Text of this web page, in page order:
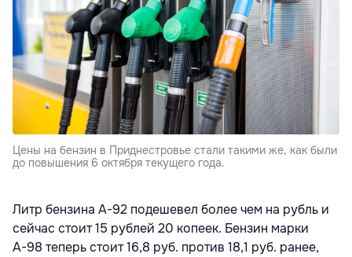
Цены на бензин в Приднестровье стали такими же, как были
до повышения 6 октября текущего года.
Литр бензина А-92 подешевел более чем на рубль и
сейчас стоит 15 рублей 20 копеек. Бензин марки
А-98 теперь стоит 16,8 руб. против 18,1 руб. ранее,